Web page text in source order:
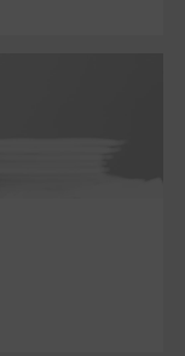
及參數並非唯一
任何所示的指示
表現。網站內容
真誠提供，然
任何用途上均完
及/或法規所規